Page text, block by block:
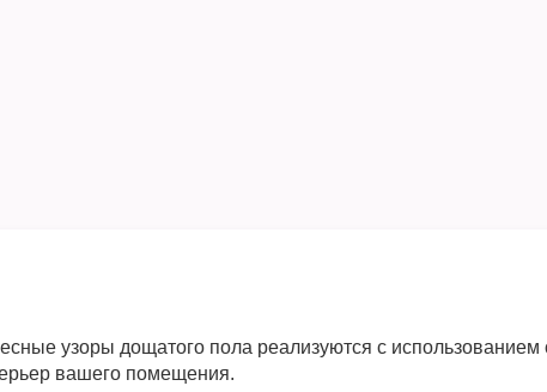
узоры дощатого пола реализуются с
вашего помещения.